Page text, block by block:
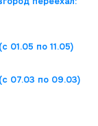
01.05 по 11.05)
07.03 по 09.03)